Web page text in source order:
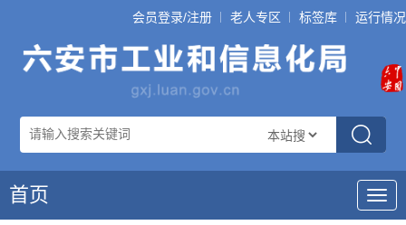
会员登录/注册 老人专区 标签库 运行情况
导
航
首页